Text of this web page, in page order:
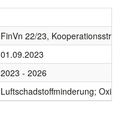
FinVn 22/23,
01.09.2023
2023 - 2026
Luftschadstoffminderung;